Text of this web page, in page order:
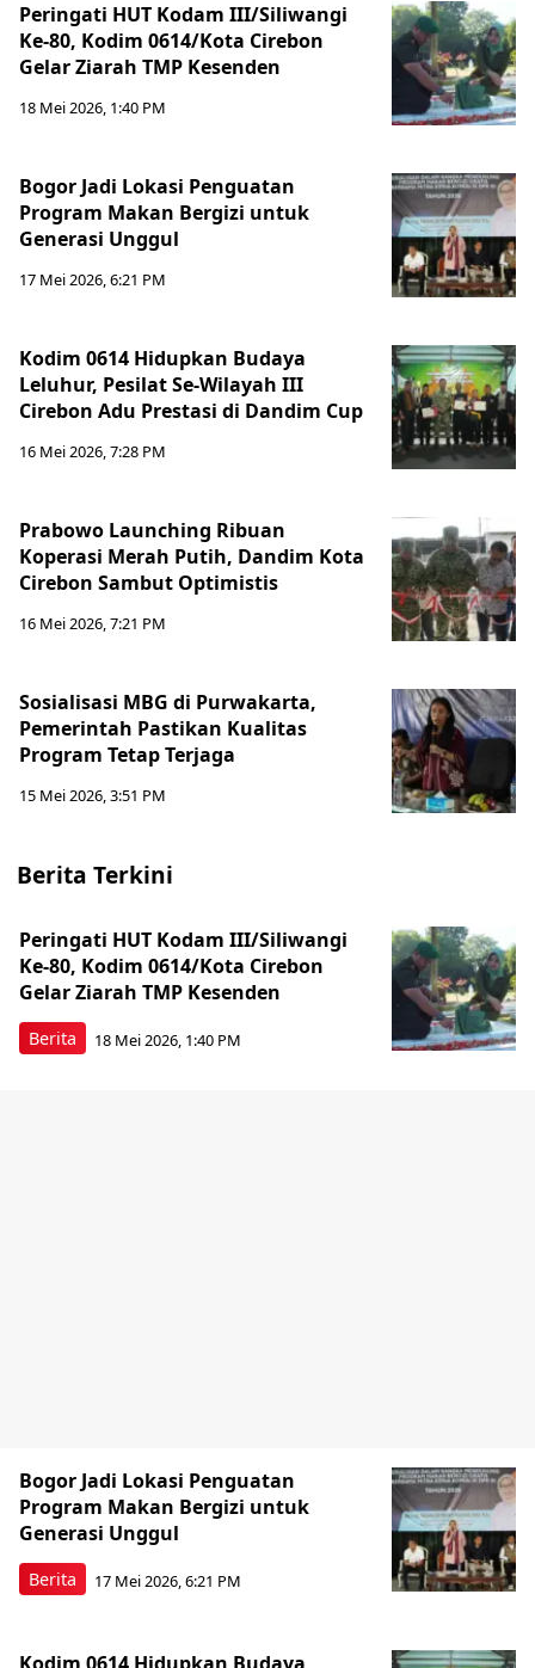
Peringati HUT Kodam III/Siliwangi
Ke-80, Kodim 0614/Kota Cirebon
Gelar Ziarah TMP Kesenden
18 Mei 2026, 1:40 PM
Bogor Jadi Lokasi Penguatan
Program Makan Bergizi untuk
Generasi Unggul
17 Mei 2026, 6:21 PM
Kodim 0614 Hidupkan Budaya
Leluhur, Pesilat Se-Wilayah III
Cirebon Adu Prestasi di Dandim Cup
16 Mei 2026, 7:28 PM
Prabowo Launching Ribuan
Koperasi Merah Putih, Dandim Kota
Cirebon Sambut Optimistis
16 Mei 2026, 7:21 PM
Sosialisasi MBG di Purwakarta,
Pemerintah Pastikan Kualitas
Program Tetap Terjaga
15 Mei 2026, 3:51 PM
Berita Terkini
Berita
Peringati HUT Kodam III/Siliwangi
Ke-80, Kodim 0614/Kota Cirebon
Gelar Ziarah TMP Kesenden
18 Mei 2026, 1:40 PM
Berita
Bogor Jadi Lokasi Penguatan
Program Makan Bergizi untuk
Generasi Unggul
17 Mei 2026, 6:21 PM